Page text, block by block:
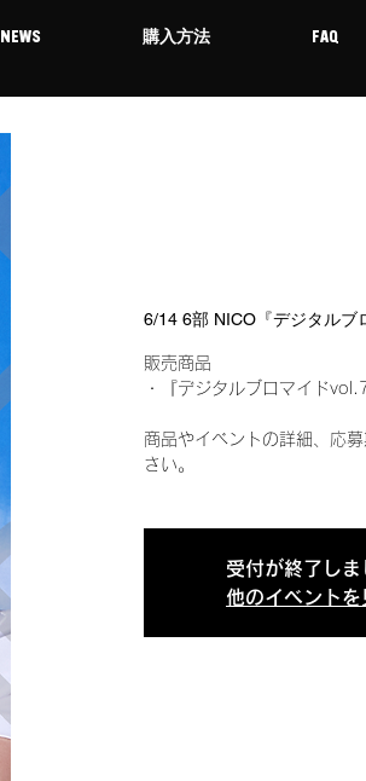
NEWS 購入方法 FAQ
6/14 6部 NICO『デジタルブ
販売商品
・『デジタルブロマイド
商品やイベントの詳細、応
さい。
受付が終了しま
他のイベントを